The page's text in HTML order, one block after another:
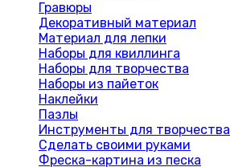
Гравюры
Декоративный материал
Материал для лепки
Наборы для квиллинга
Наборы для творчества
Наборы из пайеток
Наклейки
Пазлы
Инструменты для творчества
Сделать своими руками
Фреска-картина из песка